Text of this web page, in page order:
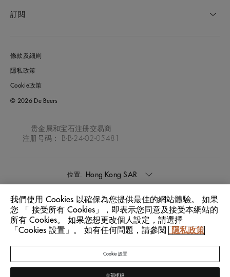
訂閱
條款及細則
隱私政策
Cookie政策
© 2026 De Beers
贵金属和宝石注册交易商
注册号码： B-B-24-02-05481
位置: Hong Kong SAR
語言: 中文
我們使用 Cookies 以確保為您提供最佳的網站體驗。 如果
您 「 接受所有 Cookies」，即表示您同意及接受本網站的
所有 Cookies。 如果您想更改個人設定，請選擇
「Cookies 設置」。 如有任何問題，請參閱
隱私政策
Cookie 設置
全部拒絕